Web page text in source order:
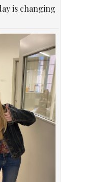
is changing